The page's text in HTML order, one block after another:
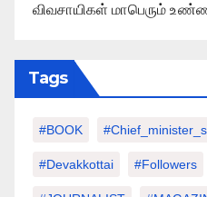
விவசாயிகள் மாபெரும்
Tags
#BOOK
#devakkottai #followers